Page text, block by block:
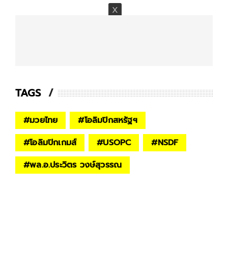
TAGS
#มวยไทย #โอลิมปิกสหรัฐฯ
#โอลิมปิกเกมส์ #USOPC #NSDF
#พล.อ.ประวิตร วงษ์สุวรรณ